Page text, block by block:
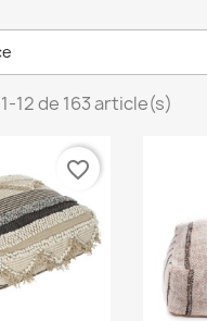
12 de 163 article(s)
favorite_border